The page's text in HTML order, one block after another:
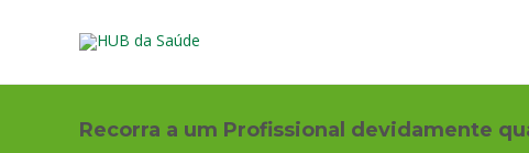
Recorra a um Profissional devidamente